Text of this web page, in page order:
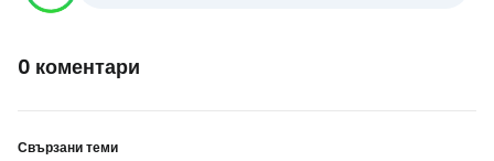
0 коментари
Свързани теми